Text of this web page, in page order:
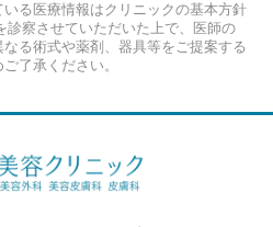
る医療情報はクリニックの基本方針
診察させていただいた上で、医師の
る術式や薬剤、器具等をご提案する
了承ください。